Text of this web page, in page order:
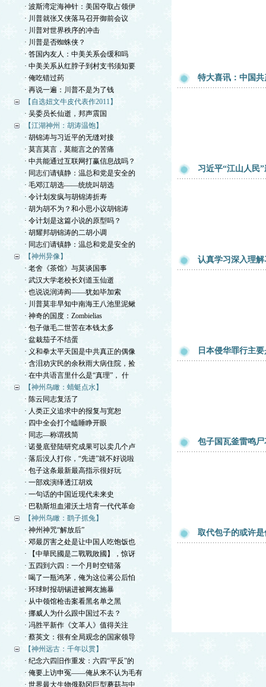
· 波斯湾定海神针：美国夺取占领伊
· 川普就张又侠落马召开御前会议
· 川普对世界秩序的冲击
· 川普是否蜘蛛侠？
· 答国内友人：中美关系会缓和吗
· 中美关系从红脖子到村支书须知要
· 俺吃错过药
· 再说一遍：川普不是为了钱
【自选妞文牛皮代表作2011】
· 吴委员长仙逝，邦声震国
【江湖神州：胡涛温饱】
· 胡锦涛与习近平的无缝对接
· 莫言莫言，莫能言之的苦痛
· 中共能通过互联网打赢信息战吗？
· 同志们请镇静：温总和党是安全的
· 毛邓江胡选——统统叫胡选
· 令计划发疯与胡锦涛折寿
· 胡为胡不为？和小思小议胡锦涛
· 令计划是这篇小说的原型吗？
· 胡耀邦胡锦涛的二胡小调
· 同志们请镇静：温总和党是安全的
【神州异像】
· 老舍《茶馆》与莫谈国事
· 武汉大学老校长刘道玉仙逝
· 也说说润涛阎——犹如毕加索
· 川普莫非早知中南海王八池里泥鳅
· 神奇的国度：Zombielias
· 包子做毛二世苦在本钱太多
· 盆栽茄子不结蛋
· 义和拳太平天国是中共真正的偶像
· 含泪劝灾民的余秋雨大病住院，捡
· 在中共语言里什么是“真理”， 什
【神州鸟瞰：蜻蜓点水】
· 陈云同志复活了
· 人类正义追求中的报复与宽恕
· 四中全会打个瞌睡睁开眼
· 同志—称谓残简
· 诺曼底登陆研究成果可以卖几个卢
· 落后没人打你，“先进”就不好说啦
· 包子这条最新最高指示很好玩
· 一部戏演绎透江胡戏
· 一句话的中国近现代未来史
· 巴勒斯坦血灌沃土培育一代代革命
【神州鸟瞰：鹞子抓兔】
· 神州神咒“解放后”
· 邓最厉害之处是让中国人吃饱饭也
· 【中華民國是二戰戰敗國】，惊讶
· 五四到六四：一个月时空错落
· 喝了一瓶鸿茅，俺为这位蒋公后怕
· 环球时报胡锡进被网友施暴
· 从中领馆枪击案看黑名单之黑
· 挪威人为什么跟中国过不去？
· 冯胜平新作《文革人》值得关注
· 蔡英文：很有全局观念的国家领导
【神州远古：千年以贯】
· 纪念六四旧作重发：六四“平反”的
· 俺要上访申冤——俺从来不认为毛有
· 世界最大生物俄勒冈巨型蘑菇与中
特大喜讯：中国
习近平“江山人民
认真学习深入理
日本侵华罪行主
包子国瓦釜雷鸣
取代包子的或许